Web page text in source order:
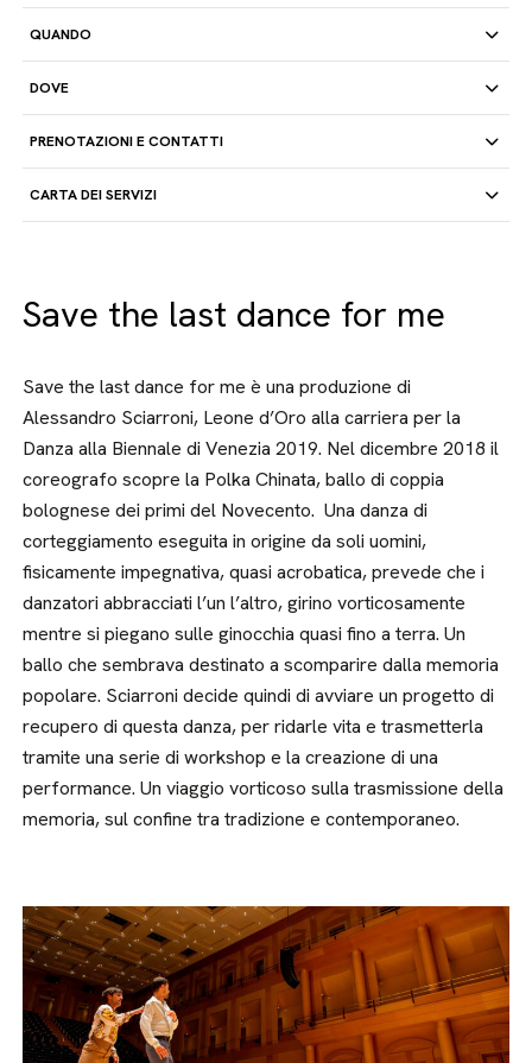
QUANDO
DOVE
PRENOTAZIONI E CONTATTI
CARTA DEI SERVIZI
Save the last dance for me
Save the last dance for me è una produzione di
Alessandro Sciarroni, Leone d’Oro alla carriera per la
Danza alla Biennale di Venezia 2019. Nel dicembre 2018 il
coreografo scopre la Polka Chinata, ballo di coppia
bolognese dei primi del Novecento. Una danza di
corteggiamento eseguita in origine da soli uomini,
fisicamente impegnativa, quasi acrobatica, prevede che i
danzatori abbracciati l’un l’altro, girino vorticosamente
mentre si piegano sulle ginocchia quasi fino a terra. Un
ballo che sembrava destinato a scomparire dalla memoria
popolare. Sciarroni decide quindi di avviare un progetto di
recupero di questa danza, per ridarle vita e trasmetterla
tramite una serie di workshop e la creazione di una
performance. Un viaggio vorticoso sulla trasmissione della
memoria, sul confine tra tradizione e contemporaneo.